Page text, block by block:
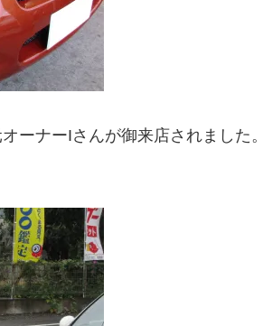
ーナーIさんが御来店されまし